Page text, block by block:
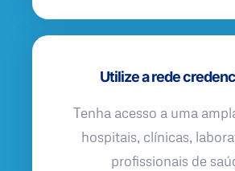
Utilize a rede
Tenha acesso a uma
hospitais, clínicas,
profissionais de